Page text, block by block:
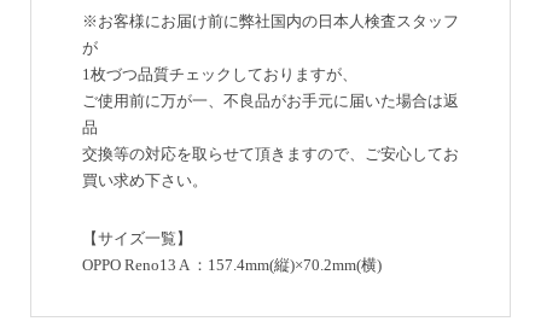
※お客様にお届け前に弊社国内の日本人検査スタッフ
が
1枚づつ品質チェックしておりますが、
ご使用前に万が一、不良品がお手元に届いた場合は返
品
交換等の対応を取らせて頂きますので、ご安心してお
買い求め下さい。
【サイズ一覧】
OPPO Reno13 A ：157.4mm(縦)×70.2mm(横)